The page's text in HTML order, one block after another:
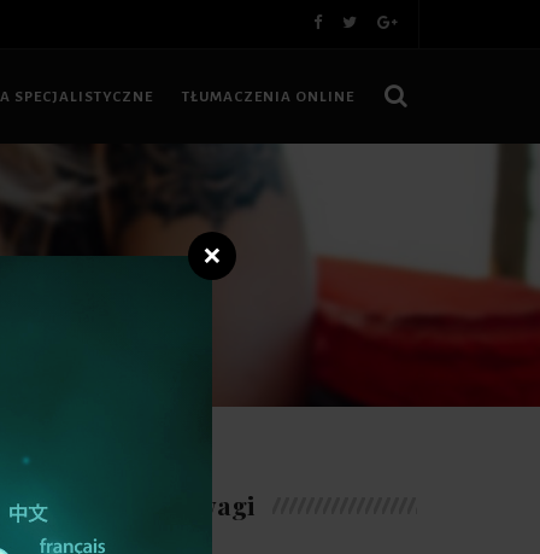
SPECJALISTYCZNE TŁUMACZENIA ONLINE
Warte uwagi
❌